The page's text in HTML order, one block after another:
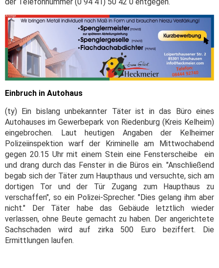
Einbruch in Autohaus
(ty) Ein bislang unbekannter Täter ist in das Büro eines
Autohauses im Gewerbepark von Riedenburg (Kreis Kelheim)
eingebrochen. Laut heutigen Angaben der Kelheimer
Polizeiinspektion warf der Kriminelle am Mittwochabend
gegen 20.15 Uhr mit einem Stein eine Fensterscheibe ein
und drang durch das Fenster in die Büros ein. "Anschließend
begab sich der Täter zum Haupthaus und versuchte, sich am
dortigen Tor und der Tür Zugang zum Haupthaus zu
verschaffen", so ein Polizei-Sprecher. "Dies gelang ihm aber
nicht." Der Täter habe das Gebäude letztlich wieder
verlassen, ohne Beute gemacht zu haben. Der angerichtete
Sachschaden wird auf zirka 500 Euro beziffert. Die
Ermittlungen laufen.